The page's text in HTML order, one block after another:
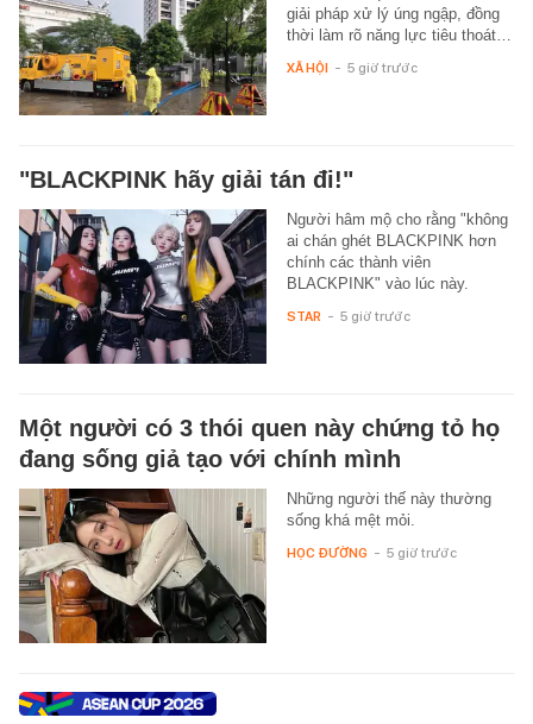
giải pháp xử lý úng ngập, đồng
thời làm rõ năng lực tiêu thoát…
XÃ HỘI - 5 giờ trước
"BLACKPINK hãy giải tán đi!"
Người hâm mộ cho rằng "không
ai chán ghét BLACKPINK hơn
chính các thành viên
BLACKPINK" vào lúc này.
STAR - 5 giờ trước
Một người có 3 thói quen này chứng tỏ họ
đang sống giả tạo với chính mình
Những người thế này thường
sống khá mệt mỏi.
HỌC ĐƯỜNG - 5 giờ trước